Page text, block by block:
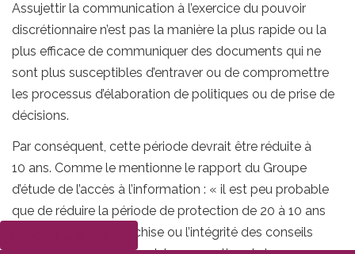
Assujettir la communication à l’exercice du pouvoir
discrétionnaire n’est pas la manière la plus rapide ou la
plus efficace de communiquer des documents qui ne
sont plus susceptibles d’entraver ou de compromettre
les processus d’élaboration de politiques ou de prise de
décisions.
Par conséquent, cette période devrait être réduite à
10 ans. Comme le mentionne le rapport du Groupe
d’étude de l’accès à l’information : « il est peu probable
que de réduire la période de protection de 20 à 10 ans
compromette la franchise ou l’intégrité des conseils